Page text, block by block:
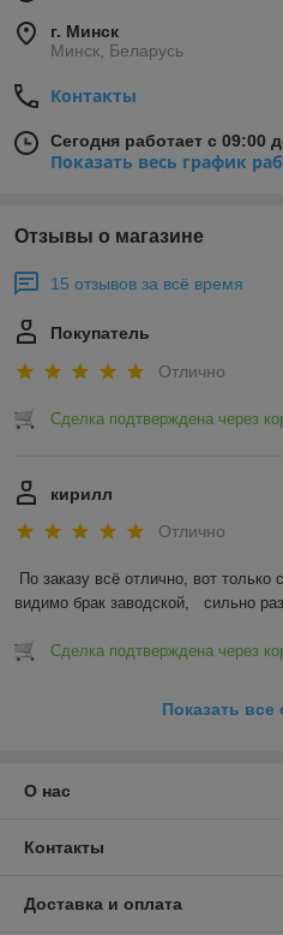
г. Минск
Минск, Беларусь
Контакты
Сегодня работает с 09:00
Показать весь график
Отзывы о магазине
15 отзывов за всё время
Покупатель
Отлично
Сделка подтверждена через
кирилл
Отлично
По заказу всё отлично, вот только
видимо брак заводской,   сильно
Сделка подтверждена через
Показать
О нас
Контакты
Доставка и оплата